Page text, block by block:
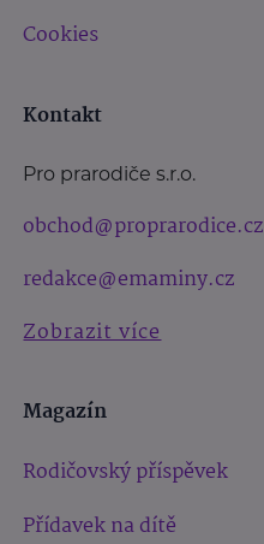
Cookies
Kontakt
Pro prarodiče s.r.o.
obchod@proprarodice.cz
redakce@emaminy.cz
Zobrazit více
Magazín
Rodičovský příspěvek
Přídavek na dítě